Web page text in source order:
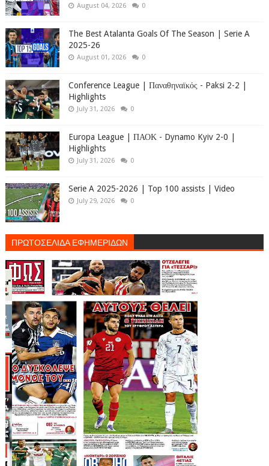
August 04, 2026 0
The Best Atalanta Goals Of The Season | Serie A
2025-26
August 01, 2026 0
Conference League | Παναθηναϊκός - Paksi 2-2 |
Highlights
July 31, 2026 0
Europa League | ΠΑΟΚ - Dynamo Kyiv 2-0 |
Highlights
July 31, 2026 0
Serie A 2025-2026 | Top 100 assists | Video
July 29, 2026 0
ΠΡΩΤΟΣΕΛΙΔΑ ΕΦΗΜΕΡΙΔΩΝ